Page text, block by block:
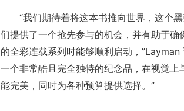
“我们期待着将这本书推向世界，这个
们提供了一个抢先参与的机会，并有助于
的全彩连载系列时能够顺利启动，
一个非常酷且完全独特的纪念品，在视觉
能完美，同时为各种预算提供选择。”